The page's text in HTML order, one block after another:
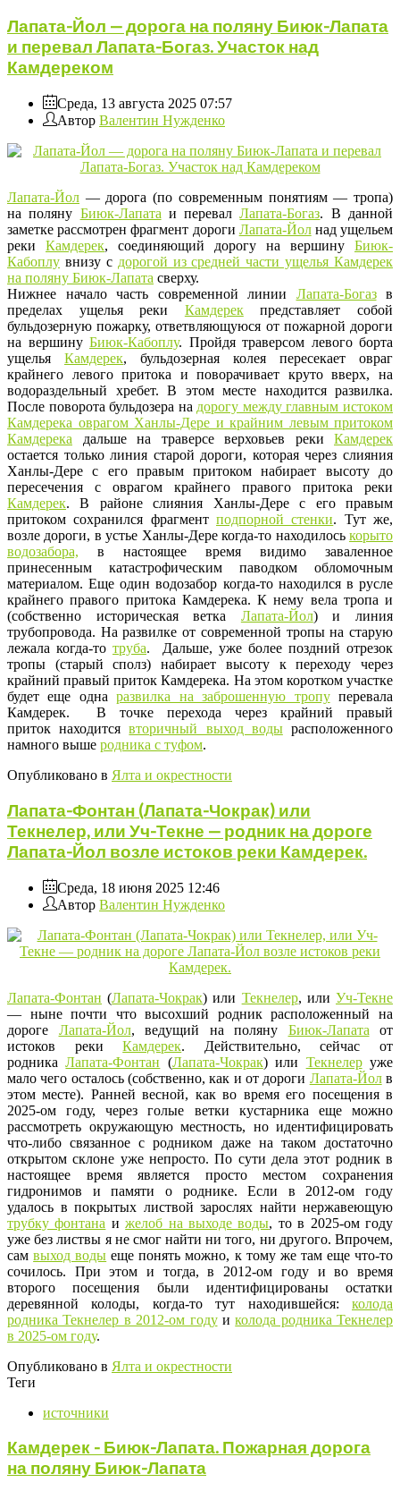
Лапата-Йол — дорога на поляну Биюк-Лапата
и перевал Лапата-Богаз. Участок над
Камдереком
Среда, 13 августа 2025 07:57
Автор Валентин Нужденко
Лапата-Йол — дорога (по современным понятиям — тропа)
на поляну Биюк-Лапата и перевалЛапата-Богаз. В данной
заметке рассмотрен фрагмент дороги Лапата-Йолнад ущельем
реки Камдерек, соединяющий дорогу на вершину Биюк-
Кабоплу внизу с дорогой из средней части ущелья Камдерек
на поляну Биюк-Лапата сверху.
Нижнее начало часть современной линии Лапата-Богазв
пределах ущелья реки Камдерекпредставляет собой
бульдозерную пожарку, ответвляющуюся от пожарной дороги
на вершину Биюк-Кабоплу. Пройдя траверсом левого борта
ущелья Камдерек, бульдозерная колея пересекает овраг
крайнего левого притока и поворачивает круто вверх, на
водораздельный хребет. В этом месте находится развилка.
После поворота бульдозера на дорогу между главным истоком
Камдерека оврагом Ханлы-Дере и крайним левым притоком
Камдерека дальше на траверсе верховьев реки Камдерек
остается только линия старой дороги, которая через слияния
Ханлы-Дере с его правым притоком набирает высоту до
пересечения с оврагом крайнего правого притока реки
Камдерек. В районе слияния Ханлы-Дере с его правым
притоком сохранился фрагмент подпорной стенки. Тут же,
возле дороги, в устье Ханлы-Дере когда-то находилось корыто
водозабора, в настоящее время видимо заваленное
принесенным катастрофическим паводком обломочным
материалом. Еще один водозабор когда-то находился в русле
крайнего правого притока Камдерека. К нему вела тропа и
(собственно историческая ветка Лапата-Йол) и линия
трубопровода. На развилке от современной тропы на старую
лежала когда-то труба. Дальше, уже более поздний отрезок
тропы (старый сполз) набирает высоту к переходу через
крайний правый приток Камдерека. На этом коротком участке
будет еще однаразвилка на заброшенную тропуперевала
Камдерек. В точке перехода через крайний правый
приток находитсявторичный выход водырасположенного
намного выше родника с туфом.
Опубликовано в Ялта и окрестности
Лапата-Фонтан (Лапата-Чокрак) или
Текнелер, или Уч-Текне — родник на дороге
Лапата-Йол возле истоков реки Камдерек.
Среда, 18 июня 2025 12:46
Автор Валентин Нужденко
Лапата-Фонтан (Лапата-Чокрак) или Текнелер, илиУч-Текне
— ныне почти что высохший родник расположенный на
дороге Лапата-Йол, ведущий на поляну Биюк-Лапата от
истоков рекиКамдерек. Действительно, сейчас от
родникаЛапата-Фонтан (Лапата-Чокрак) или Текнелеруже
мало чего осталось (собственно, как и от дороги Лапата-Йолв
этом месте). Ранней весной, как во время его посещения в
2025-ом году, через голые ветки кустарника еще можно
рассмотреть окружающую местность, но идентифицировать
что-либо связанное с родником даже на таком достаточно
открытом склоне уже непросто. По сути дела этот родник в
настоящее время является просто местом сохранения
гидронимов и памяти о роднике. Если в 2012-ом году
удалось в покрытых листвой зарослях найти нержавеющую
трубку фонтана ижелоб на выходе воды, то в 2025-ом году
уже без листвы я не смог найти ни того, ни другого. Впрочем,
самвыход воды еще понять можно, к тому же там еще что-то
сочилось. При этом и тогда, в 2012-ом году и во время
второго посещения были идентифицированы остатки
деревянной колоды, когда-то тут находившейся: колода
родника Текнелер в 2012-ом годуиколода родника Текнелер
в 2025-ом году.
Опубликовано в Ялта и окрестности
Теги
источники
Камдерек - Биюк-Лапата. Пожарная дорога
на поляну Биюк-Лапата